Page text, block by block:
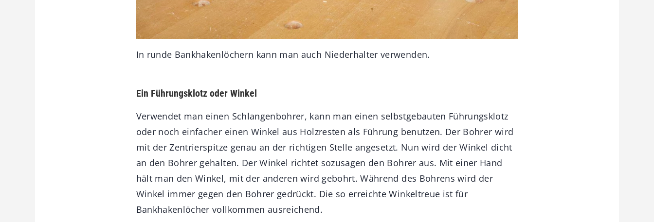
In runde Bankhakenlöchern kann man auch Niederhalter verwenden.
Ein Führungsklotz oder Winkel
Verwendet man einen Schlangenbohrer, kann man einen selbstgebauten Führungsklotz
oder noch einfacher einen Winkel aus Holzresten als Führung benutzen. Der Bohrer wird
mit der Zentrierspitze genau an der richtigen Stelle angesetzt. Nun wird der Winkel dicht
an den Bohrer gehalten. Der Winkel richtet sozusagen den Bohrer aus. Mit einer Hand
hält man den Winkel, mit der anderen wird gebohrt. Während des Bohrens wird der
Winkel immer gegen den Bohrer gedrückt. Die so erreichte Winkeltreue ist für
Bankhakenlöcher vollkommen ausreichend.